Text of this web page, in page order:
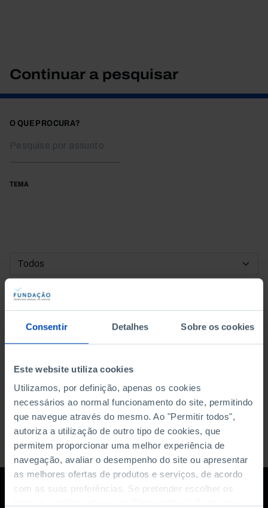
Consentir Detalhes Sobre os cookies
Este website utiliza cookies
Utilizamos, por definição, apenas os cookies
necessários ao normal funcionamento do site, permitindo
que navegue através do mesmo. Ao "Permitir todos",
autoriza a utilização de outro tipo de cookies, que
permitem proporcionar uma melhor experiência de
navegação, avaliar o desempenho do site ou apresentar
as melhores ofertas de produtos e serviços, de acordo
com as suas preferências. Se pretender escolher os
Continuar a pesquisar
O QUE PROCURA?
TEMA
DATA DE INÍCIO
DATA DE FIM